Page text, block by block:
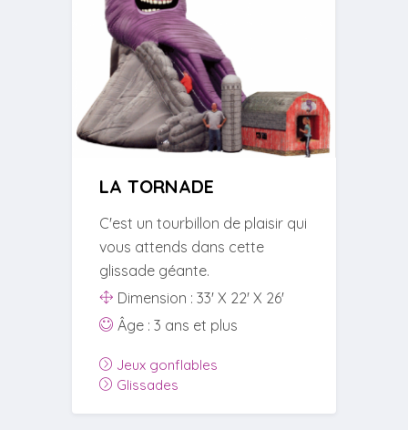
LA TORNADE
C'est un tourbillon de plaisir qui
vous attends dans cette
glissade géante.
Dimension : 33' X 22' X 26'
Âge : 3 ans et plus
Jeux gonflables
Glissades